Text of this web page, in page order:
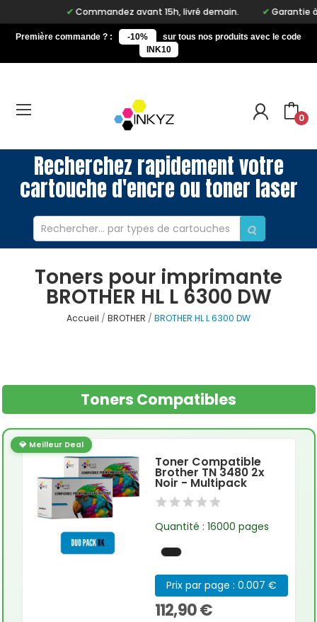
Commandez avant 15h, livré demain. Garantie à
Première commande ? : -10%
sur tous nos produits avec le code
INK10
0
Recherchez rapidement votre
cartouche d'encre ou toner laser
Toners pour imprimante
BROTHER HL L 6300 DW
Accueil BROTHER BROTHER HL L 6300 DW
Toners Compatibles
💎 Meilleur Deal
Toner Compatible
Brother TN 3480 2x
Noir - Multipack
Quantité : 16000 pages
Prix par page : 0.007 €
112,90 €